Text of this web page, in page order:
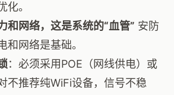
化。
和网络，这是系统的“血管” 安防
和网络是基础。
：必须采用POE（网线供电）或
不推荐纯WiFi设备，信号不稳